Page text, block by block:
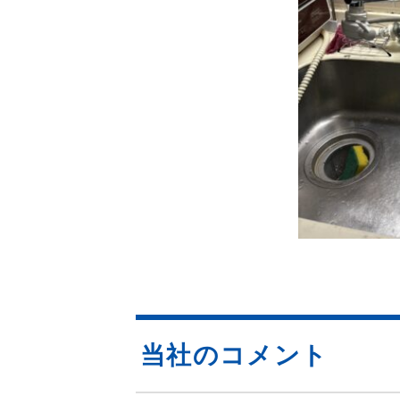
当社のコメント